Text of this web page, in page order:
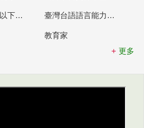
教育部高中等以下學校及幼兒園教師資格檢定考試 臺灣台語語言能力認證網站
教育家
更多